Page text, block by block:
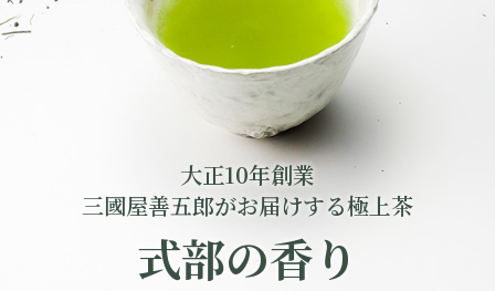
大正10年創業
三國屋善五郎がお届けする極上茶
式部の香り